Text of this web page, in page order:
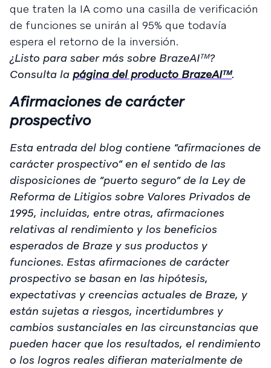
que traten la IA como una casilla de verificación
de funciones se unirán al 95% que todavía
espera el retorno de la inversión.
¿Listo para saber más sobre BrazeAIᵀᴹ?
Consulta la página del producto BrazeAIᵀᴹ.
Afirmaciones de carácter
prospectivo
Esta entrada del blog contiene “afirmaciones de
carácter prospectivo” en el sentido de las
disposiciones de “puerto seguro” de la Ley de
Reforma de Litigios sobre Valores Privados de
1995, incluidas, entre otras, afirmaciones
relativas al rendimiento y los beneficios
esperados de Braze y sus productos y
funciones. Estas afirmaciones de carácter
prospectivo se basan en las hipótesis,
expectativas y creencias actuales de Braze, y
están sujetas a riesgos, incertidumbres y
cambios sustanciales en las circunstancias que
pueden hacer que los resultados, el rendimiento
o los logros reales difieran materialmente de